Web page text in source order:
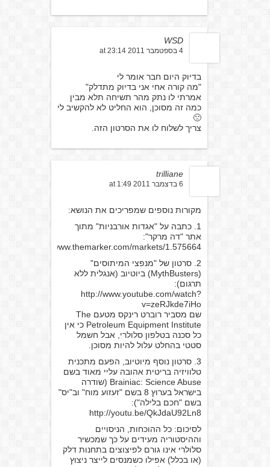
WSD
4 בספטמבר 2011 at 23:14
בדיוק היום חבר אומר לי
"מה קורה אחי אני בדיוק מתדלק"
אמרתי לו נתק מהר תשיחה תלא מבין
כמה זה מסוכן, הוא החליט לא להקשיב לי
🙁
צריך לשלוח לו את הסרטון הזה.
trilliane
6 בדצמבר 2011 at 1:49
מקורות נוספים שמפריכים את הנושא:
1. כתבה על "אגדות אורבניות" מתוך
אתר "דה מרקר":
http://www.themarker.com/markets/1.575664
2. סרטון של "מנפצי המיתוסים"
(MythBusters) ביוטיוב (אנגלית ללא
תרגום):
http://www.youtube.com/watch?
v=zeRJkde7iHo
שם מסביר רוברט רינקס מטעם The
Petroleum Equipment Institute כי אין
כל סכנה בטלפון סלולרי, אבל חשמל
סטטי בהחלט עלול להיות מסוכן.
3. סרטון נוסף מיוטיוב, הפעם מתכנית
טלוויזיה בריטית אהובה עליי מאוד בשם
Brainiac: Science Abuse (שודרה
בישראל בערוץ 8 בשם "זעזוע מוח" וב"יס"
בשם "חכם בלילה"):
http://youtu.be/QkJdaU92Ln8
לסיכום: כל ההוכחות, הניסויים
וההיסטוריה מעידים על כך שמכשיר
סלולרי אינו גורם לפיצוצים בתחנות דלק
(או בכלל) אפילו כשמנסים לייצר ניצוץ